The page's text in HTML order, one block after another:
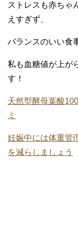
ストレスも赤ちゃ
えすぎず、
バランスのいい食
私も血糖値が上が
す！
天然型酵母葉酸
ミ
妊娠中には体重管
を減らしましょう